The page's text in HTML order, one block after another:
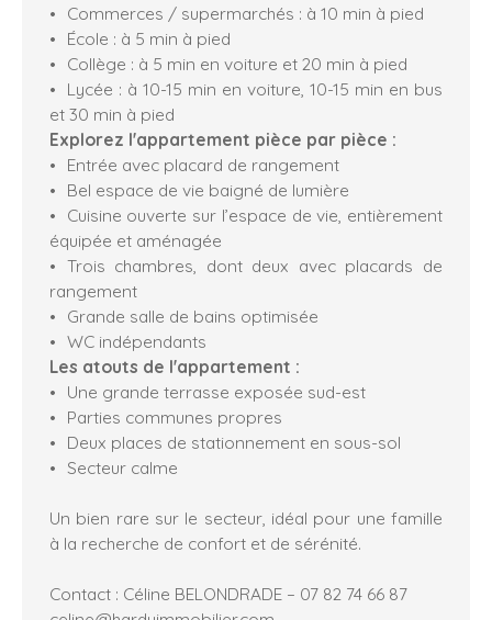
Commerces / supermarchés : à 10 min à pied
École : à 5 min à pied
Collège : à 5 min en voiture et 20 min à pied
Lycée : à 10-15 min en voiture, 10-15 min en bus
et 30 min à pied
Explorez l'appartement pièce par pièce :
Entrée avec placard de rangement
Bel espace de vie baigné de lumière
Cuisine ouverte sur l’espace de vie, entièrement
équipée et aménagée
Trois chambres, dont deux avec placards de
rangement
Grande salle de bains optimisée
WC indépendants
Les atouts de l'appartement :
Une grande terrasse exposée sud-est
Parties communes propres
Deux places de stationnement en sous-sol
Secteur calme
Un bien rare sur le secteur, idéal pour une famille
à la recherche de confort et de sérénité.
Contact : Céline BELONDRADE – 07 82 74 66 87